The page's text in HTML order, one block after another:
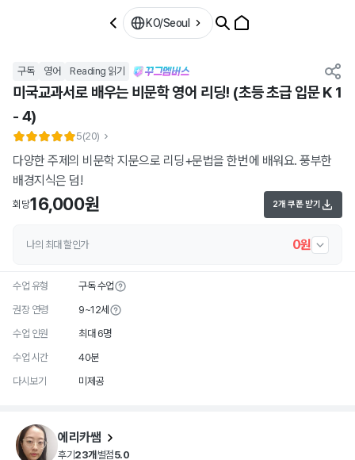
KO/Seoul
구독 영어 Reading 읽기
미국교과서로 배우는 비문학 영어 리딩! (초등 초급 입문 K 1
- 4)
5(20)
다양한 주제의 비문학 지문으로 리딩+문법을 한번에 배워요. 풍부한
배경지식은 덤!
회당16,000원 2개 쿠폰 받기
나의 최대 할인가 0원
수업 유형
구독 수업
권장 연령
9~12세
수업 인원
최대 6명
수업 시간
40분
다시보기
미제공
에리카쌤
후기 23개별점5.0